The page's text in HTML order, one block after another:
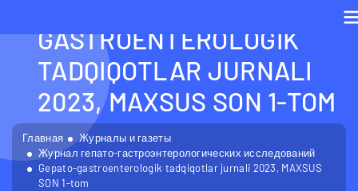
GASTROENTEROLOGIK
TADQIQOTLAR JURNALI
2023, MAXSUS SON 1-TOM
Главная
Журналы и газеты
Журнал гепато-гастроэнтерологических исследований
Gepato-gastroenterologik tadqiqotlar jurnali 2023, MAXSUS
SON 1-tom